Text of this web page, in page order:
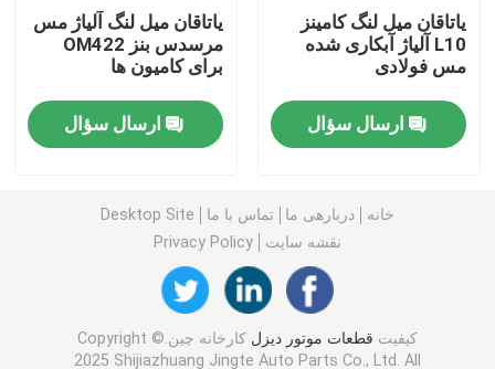
بوش دو فلزی
پیستون موتور دیزل
رینگ پیستون موتور دیزل
آستین آستر سیلندر
دریچه های خروجی ورودی
یاتاقان میل لنگ کامینز
L10 آلیاژ آبکاری شده
مس فولادی
ارسال سؤال
یاتاقان میل لنگ آلیاژ مس
مرسدس بنز OM422
برای کامیون ها
ارسال سؤال
خانه دربارهی ما تماس با ما
Desktop Site
نقشه سایت
Privacy Policy
کیفیت قطعات موتور دیزل
کارخانه چین.Copyright ©
2025 Shijiazhuang Jingte Auto Parts Co., Ltd. All